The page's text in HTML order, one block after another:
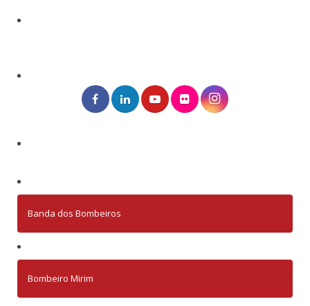
Banda dos Bombeiros
Bombeiro Mirim